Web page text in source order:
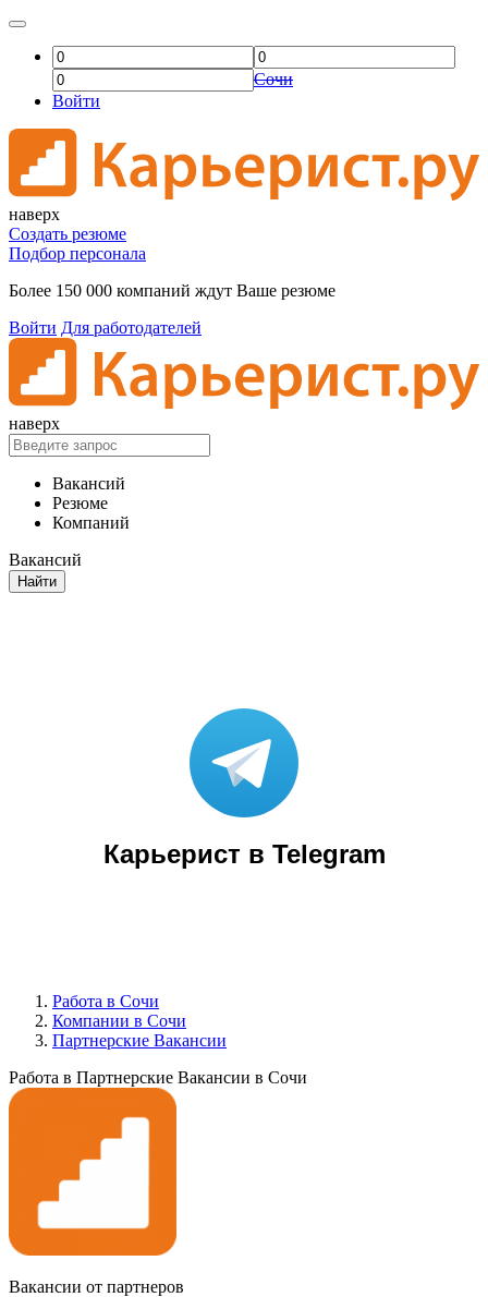
Сочи
Войти
наверх
Создать резюме
Подбор персонала
Более 150 000 компаний ждут Ваше резюме
Войти Для работодателей
наверх
Вакансий
Резюме
Компаний
Вакансий
Найти
Карьерист в Telegram
Работа в Сочи
Компании в Сочи
Партнерские Вакансии
Работа в Партнерские Вакансии в Сочи
Вакансии от партнеров